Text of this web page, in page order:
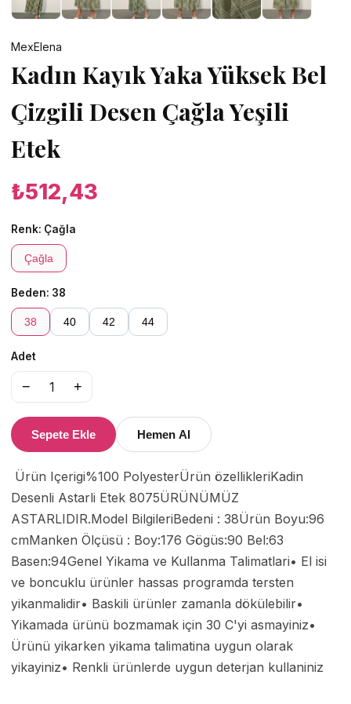
MexElena
Kadın Kayık Yaka Yüksek Bel
Çizgili Desen Çağla Yeşili
Etek
₺512,43
Renk: Çağla
Çağla
Beden: 38
38 40 42 44
Adet
− 1 +
Sepete Ekle Hemen Al
Desenli Astarli Etek 8075ÜRÜNÜMÜZ
ASTARLIDIR.Model BilgileriBedeni : 38Ürün Boyu:96
cmManken Ölçüsü : Boy:176 Gögüs:90 Bel:63
Basen:94Genel Yikama ve Kullanma Talimatlari• El isi
ve boncuklu ürünler hassas programda tersten
yikanmalidir• Baskili ürünler zamanla dökülebilir•
Yikamada ürünü bozmamak için 30 C'yi asmayiniz•
Ürünü yikarken yikama talimatina uygun olarak
yikayiniz• Renkli ürünlerde uygun deterjan kullaniniz